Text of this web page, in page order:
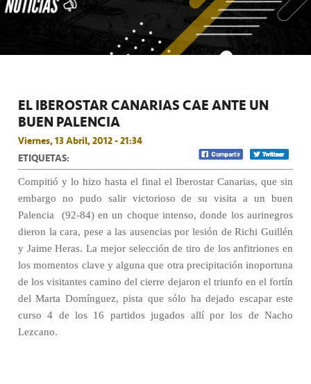
EL IBEROSTAR CANARIAS CAE ANTE UN
BUEN PALENCIA
Viernes, 13 Abril, 2012 - 21:34
ETIQUETAS:
Compitió y lo hizo hasta el final el Iberostar Canarias, que sin
embargo no pudo salir victorioso de su visita a un buen
Palencia
(92-84) en un choque intenso, donde los aurinegros
dieron la cara, pese a las ausencias por lesión de Richi Guillén
y Jaime Heras. La mejor selección de tiro de los anfitriones en
los momentos clave y alguna que otra precipitación inoportuna
de los visitantes camino del cierre dejaron el triunfo en el fortín
del Marta Domínguez, pista que sólo ha dejado escapar este
curso 4 de los 16 partidos jugados allí por los de Nacho
Lezcano.